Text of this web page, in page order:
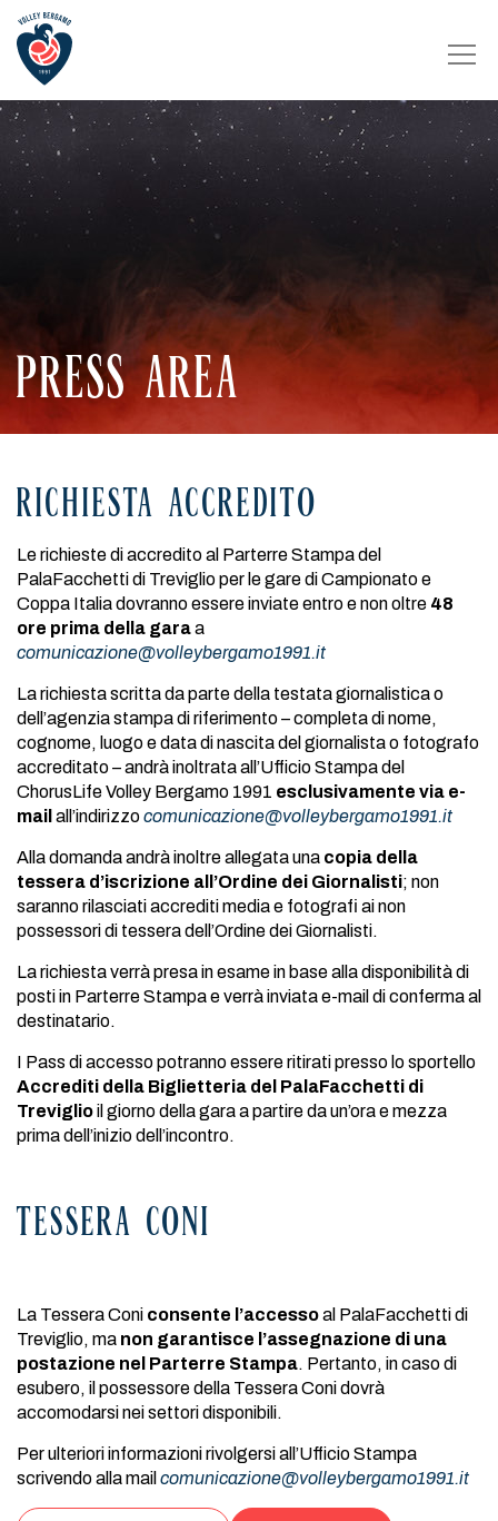
PRESS AREA
RICHIESTA ACCREDITO
Le richieste di accredito al Parterre Stampa del
PalaFacchetti di Treviglio per le gare di Campionato e
Coppa Italia dovranno essere inviate entro e non oltre 48
ore prima della garaa
comunicazione@volleybergamo1991.it
La richiesta scritta da parte della testata giornalistica o
dell’agenzia stampa di riferimento – completa di nome,
cognome, luogo e data di nascita del giornalista o fotografo
accreditato – andrà inoltrata all’Ufficio Stampa del
ChorusLife Volley Bergamo 1991 esclusivamente via e-
mail all’indirizzocomunicazione@volleybergamo1991.it
Alla domanda andrà inoltre allegata una copia della
tessera d’iscrizione all’Ordine dei Giornalisti; non
saranno rilasciati accrediti media e fotografi ai non
possessori di tessera dell’Ordine dei Giornalisti.
La richiesta verrà presa in esame in base alla disponibilità di
posti in Parterre Stampa e verrà inviata e-mail di conferma al
destinatario.
I Pass di accesso potranno essere ritirati presso lo sportello
Accrediti della Biglietteria del PalaFacchetti di
Treviglioil giorno della gara a partire da un’ora e mezza
prima dell’inizio dell’incontro.
TESSERA CONI
La Tessera Coni consente l’accessoal PalaFacchetti di
Treviglio, ma non garantisce l’assegnazione di una
postazione nel Parterre Stampa. Pertanto, in caso di
esubero, il possessore della Tessera Coni dovrà
accomodarsi nei settori disponibili.
Per ulteriori informazioni rivolgersi all’Ufficio Stampa
scrivendo alla mail comunicazione@volleybergamo1991.it